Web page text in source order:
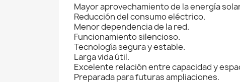
Mayor aprovechamiento de la energía
Reducción del consumo eléctrico.
Menor dependencia de la red.
Funcionamiento silencioso.
Tecnología segura y estable.
Larga vida útil.
Excelente relación entre capacidad y
Preparada para futuras ampliaciones.